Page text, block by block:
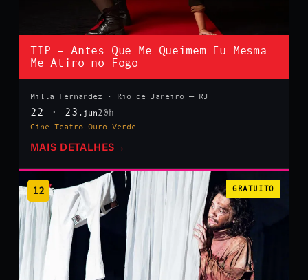
TIP – Antes Que Me Queimem Eu Mesma
Me Atiro no Fogo
Milla Fernandez · Rio de Janeiro — RJ
22 · 23 .jun20h
Cine Teatro Ouro Verde
MAIS DETALHES →
12 GRATUITO